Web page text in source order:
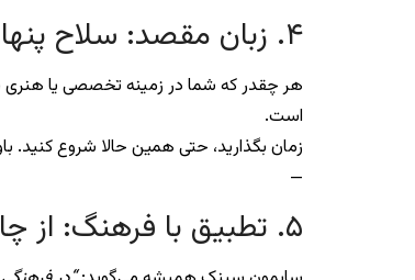
۴. زبان مقصد: سلاح پنهان شما
هر چقدر که شما در زمینه تخصصی یا هنری
است.
زمان بگذارید، حتی همین حالا شروع کنید.
—
۵. تطبیق با فرهنگ: از چالش تا لذت